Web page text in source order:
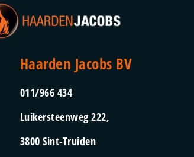
Haarden Jacobs BV
011/966 434
Luikersteenweg 222,
3800 Sint-Truiden